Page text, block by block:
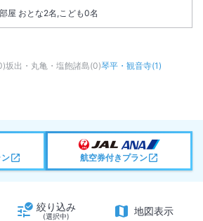
屋 おとな2名,こども0名
)坂出・丸亀・塩飽諸島(0)琴平・観音寺(1)
航空券付きプラン
絞り込み
(選択中) 地図表示